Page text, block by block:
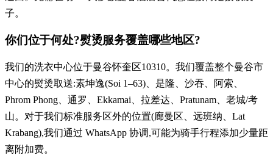
子。
你们位于何处?熨烫服务覆盖哪些地区?
我们的洗衣中心位于曼谷怀奎区10310。我们覆盖整个曼谷市
中心的熨烫取送:素坤逸(Soi 1–63)、是隆、沙吞、阿索、
Phrom Phong、通罗、Ekkamai、拉差达、Pratunam、老城/考
山。对于我们标准服务区外的位置(廊曼区、远班纳、Lat
Krabang),我们通过 WhatsApp 协调,可能为骑手行程添加少量距
离附加费。